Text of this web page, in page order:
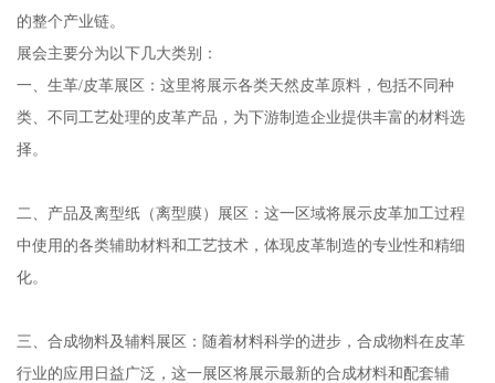
的整个产业链。
展会主要分为以下几大类别：
一、生革/皮革展区：这里将展示各类天然皮革原料，包括不同种
类、不同工艺处理的皮革产品，为下游制造企业提供丰富的材料选
择。
二、产品及离型纸（离型膜）展区：这一区域将展示皮革加工过程
中使用的各类辅助材料和工艺技术，体现皮革制造的专业性和精细
化。
三、合成物料及辅料展区：随着材料科学的进步，合成物料在皮革
行业的应用日益广泛，这一展区将展示最新的合成材料和配套辅